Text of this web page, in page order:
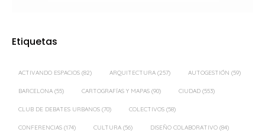
Etiquetas
ACTIVANDO ESPACIOS (82) ARQUITECTURA (257) AUTOGESTIÓN (59)
BARCELONA (55) CARTOGRAFÍAS Y MAPAS (90) CIUDAD (553)
CLUB DE DEBATES URBANOS (70) COLECTIVOS (58)
CONFERENCIAS (174) CULTURA (56) DISEÑO COLABORATIVO (84)